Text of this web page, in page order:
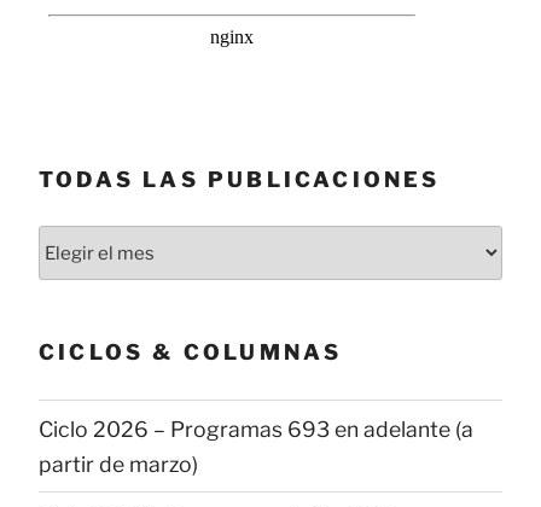
TODAS LAS PUBLICACIONES
Todas
las
CICLOS & COLUMNAS
Ciclo 2026 – Programas 693 en adelante (a
partir de marzo)